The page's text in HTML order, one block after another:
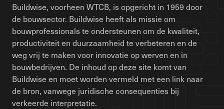
Buildwise, voorheen WTCB, is opgericht in 1959 door
de bouwsector. Buildwise heeft als missie om
bouwprofessionals te ondersteunen om de kwaliteit,
productiviteit en duurzaamheid te verbeteren en de
weg vrij te maken voor innovatie op werven en in
bouwbedrijven. De inhoud op deze site komt van
Buildwise en moet worden vermeld met een link naar
de bron, vanwege juridische consequenties bij
verkeerde interpretatie.